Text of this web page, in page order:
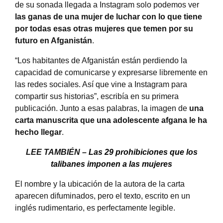
de su sonada llegada a Instagram solo podemos ver
las ganas de una mujer de luchar con lo que tiene
por todas esas otras mujeres que temen por su
futuro en Afganistán.
“Los habitantes de Afganistán están perdiendo la
capacidad de comunicarse y expresarse libremente en
las redes sociales. Así que vine a Instagram para
compartir sus historias”, escribía en su primera
publicación. Junto a esas palabras, la imagen de una
carta manuscrita que una adolescente afgana le ha
hecho llegar.
LEE TAMBIÉN – Las 29 prohibiciones que los
talibanes imponen a las mujeres
El nombre y la ubicación de la autora de la carta
aparecen difuminados, pero el texto, escrito en un
inglés rudimentario, es perfectamente legible.